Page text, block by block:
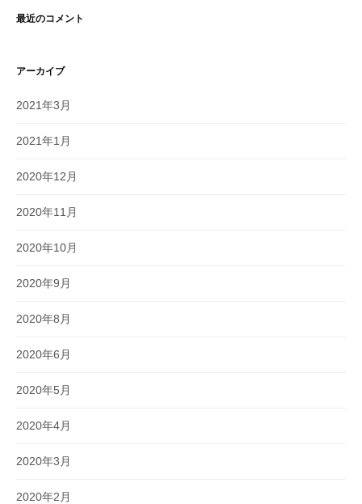
最近のコメント
アーカイブ
2021年3月
2021年1月
2020年12月
2020年11月
2020年10月
2020年9月
2020年8月
2020年6月
2020年5月
2020年4月
2020年3月
2020年2月